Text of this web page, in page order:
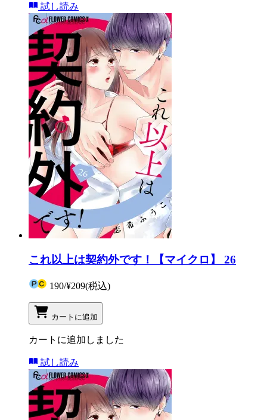
試し読み
これ以上は契約外です！【マイクロ】 26
190/¥209(税込)
カートに追加
カートに追加しました
試し読み